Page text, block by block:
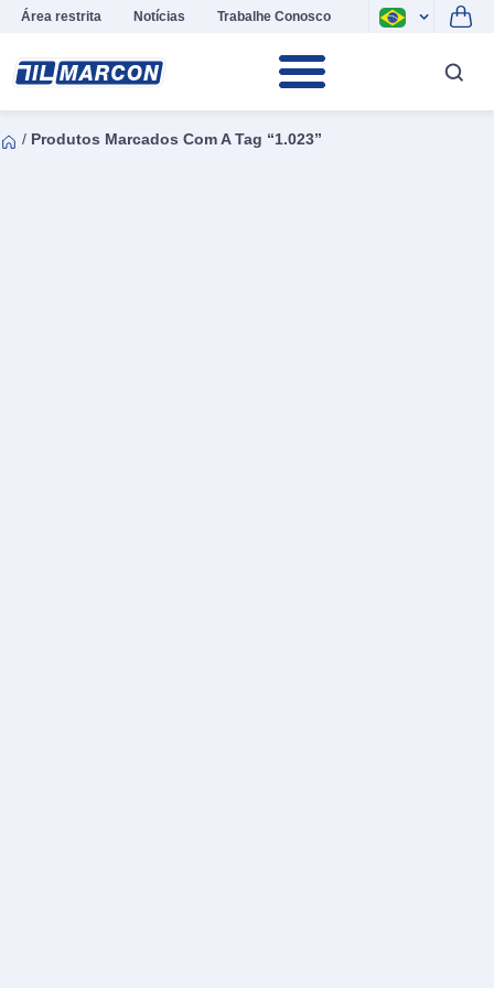
Área restrita Notícias Trabalhe Conosco
/ Produtos Marcados Com A Tag “1.023”